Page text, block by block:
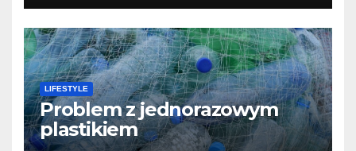
LIFESTYLE
Problem z jednorazowym
plastikiem